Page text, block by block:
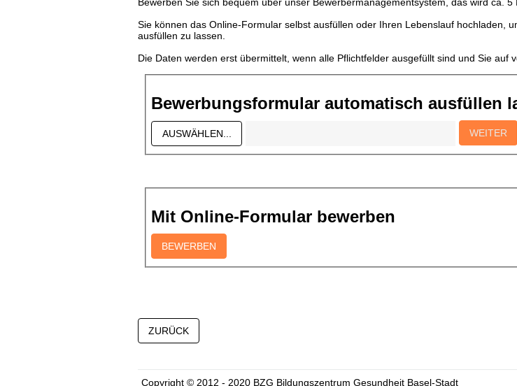
Bewerben Sie sich bequem über unser Bewerbermanagementsystem, das wird ca. 5
Sie können das Online-Formular selbst ausfüllen oder Ihren Lebenslauf hochladen,
ausfüllen zu lassen.
Die Daten werden erst übermittelt, wenn alle Pflichtfelder ausgefüllt sind und Sie auf
Bewerbungsformular automatisch ausfüllen
Mit Online-Formular bewerben
Copyright © 2012 - 2020 BZG Bildungszentrum Gesundheit Basel-Stadt